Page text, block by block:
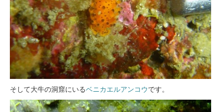
そして大牛の洞窟にいるベニカエルアンコウです。